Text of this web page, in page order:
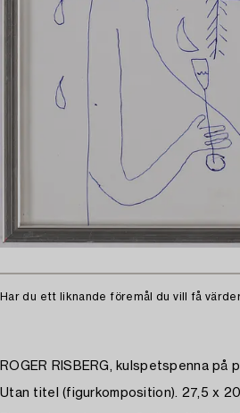
Har du ett liknande föremål du vill få
ROGER RISBERG, kulspetspenna på
Utan titel (figurkomposition). 27,5 x